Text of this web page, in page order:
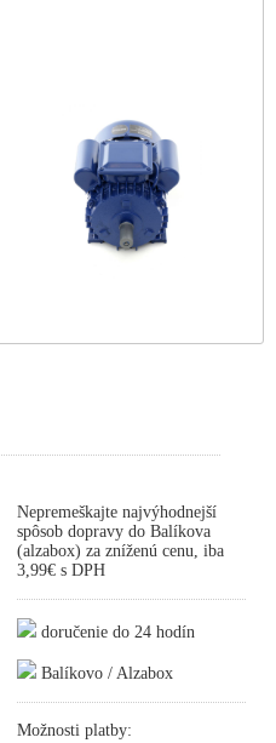
Nepremeškajte najvýhodnejší
spôsob dopravy do Balíkova
(alzabox) za zníženú cenu, iba
3,99€ s DPH
doručenie do 24 hodín
Balíkovo / Alzabox
Možnosti platby: